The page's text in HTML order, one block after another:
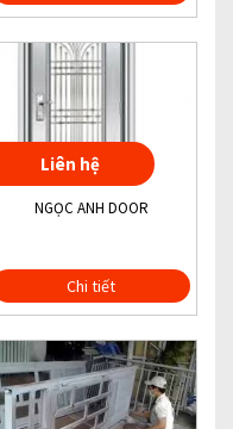
Liên hệ
NGỌC ANH DOOR
Chi tiết